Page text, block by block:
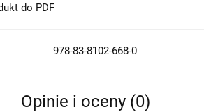
do PDF
978-83-8102-668-0
Opinie i oceny (0)